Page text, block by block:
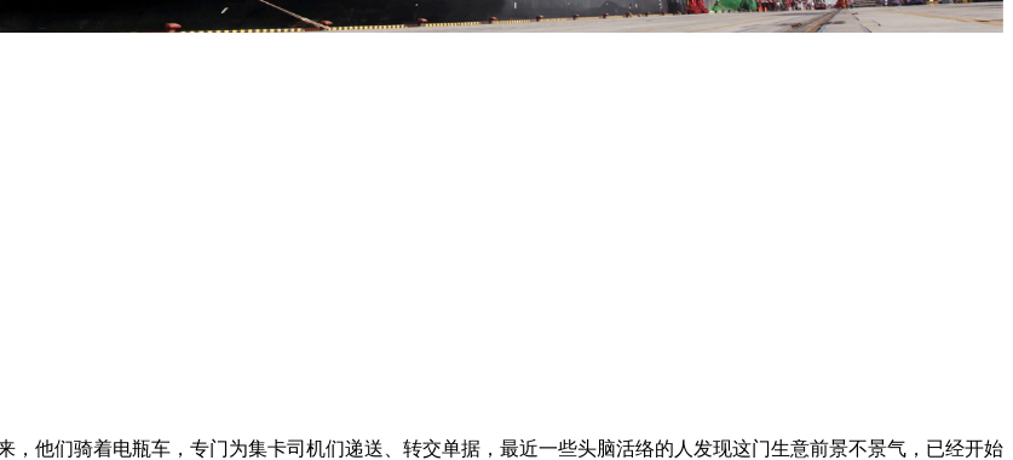
他们骑着电瓶车，专门为集卡司机们递送、转交单据，最近一些头脑活络的人发现这门生意前景不景气，已经开始